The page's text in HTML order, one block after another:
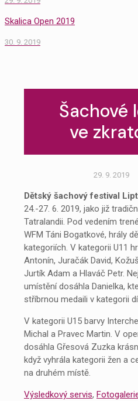
Skalica Open 2019
30. 9. 2019
Šachové
ve
29. 9. 2019
Dětský šachový festival
24.-27. 6. 2019, jako již
Tatralandii. Pod vedením
WFM Táni Bogatkové, hrály
kategoriích. V kategorii U11
Antonín, Juračák David,
Jurtík Adam a Hlaváč Petr.
umístění dosáhla Danielka,
stříbrnou medaili v kategorii
V kategorii U15 barvy
Michal a Pravec Martin. V
dosáhla Gřesová Zuzka
když vyhrála kategorii žen a
na druhém místě.
Výsledkový servis,